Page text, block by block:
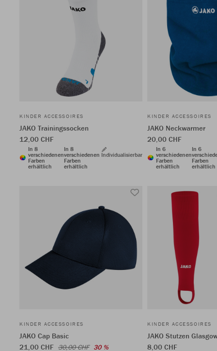
KINDER ACCESSOIRES
JAKO Trainingssocken
12,00 CHF
In 8
verschiedenen
Farben
erhältlich
In 8
verschiedenen
Farben
erhältlich
Individualisierbar
KINDER ACCESSOIRES
JAKO Neckwarmer
20,00 CHF
In 6
verschiedenen
Farben
erhältlich
In 6
Farben
erhältlich
KINDER ACCESSOIRES
JAKO Cap Basic
21,00 CHF 30,00 CHF 30 %
KINDER ACCESSOIRES
JAKO Stutzen
8,00 CHF